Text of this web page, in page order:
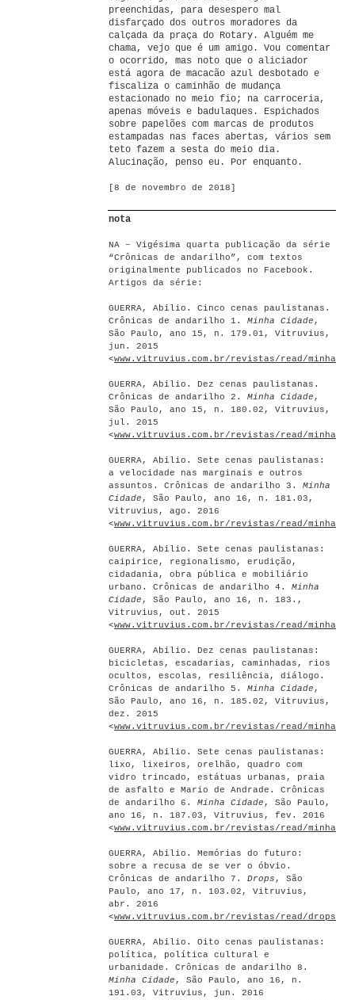
preenchidas, para desespero mal
disfarçado dos outros moradores da
calçada da praça do Rotary. Alguém me
chama, vejo que é um amigo. Vou comentar
o ocorrido, mas noto que o aliciador
está agora de macacão azul desbotado e
fiscaliza o caminhão de mudança
estacionado no meio fio; na carroceria,
apenas móveis e badulaques. Espichados
sobre papelões com marcas de produtos
estampadas nas faces abertas, vários sem
teto fazem a sesta do meio dia.
Alucinação, penso eu. Por enquanto.
[8 de novembro de 2018]
nota
NA – Vigésima quarta publicação da série
“Crônicas de andarilho”, com textos
originalmente publicados no Facebook.
Artigos da série:
GUERRA, Abilio. Cinco cenas paulistanas.
Crônicas de andarilho 1. Minha Cidade ,
São Paulo, ano 15, n. 179.01, Vitruvius,
jun. 2015
<www.vitruvius.com.br/revistas/read/
GUERRA, Abilio. Dez cenas paulistanas.
Crônicas de andarilho 2. Minha Cidade ,
São Paulo, ano 15, n. 180.02, Vitruvius,
jul. 2015
<www.vitruvius.com.br/revistas/read/
GUERRA, Abilio. Sete cenas paulistanas:
a velocidade nas marginais e outros
assuntos. Crônicas de andarilho 3. Minha
Cidade , São Paulo, ano 16, n. 181.03,
Vitruvius, ago. 2016
<www.vitruvius.com.br/revistas/read/
GUERRA, Abilio. Sete cenas paulistanas:
caipirice, regionalismo, erudição,
cidadania, obra pública e mobiliário
urbano. Crônicas de andarilho 4. Minha
Cidade , São Paulo, ano 16, n. 183.,
Vitruvius, out. 2015
<www.vitruvius.com.br/revistas/read/
GUERRA, Abilio. Dez cenas paulistanas:
bicicletas, escadarias, caminhadas, rios
ocultos, escolas, resiliência, diálogo.
Crônicas de andarilho 5. Minha Cidade ,
São Paulo, ano 16, n. 185.02, Vitruvius,
dez. 2015
<www.vitruvius.com.br/revistas/read/
GUERRA, Abilio. Sete cenas paulistanas:
lixo, lixeiros, orelhão, quadro com
vidro trincado, estátuas urbanas, praia
de asfalto e Mario de Andrade. Crônicas
de andarilho 6. Minha Cidade , São Paulo,
ano 16, n. 187.03, Vitruvius, fev. 2016
<www.vitruvius.com.br/revistas/read/
GUERRA, Abilio. Memórias do futuro:
sobre a recusa de se ver o óbvio.
Crônicas de andarilho 7. Drops , São
Paulo, ano 17, n. 103.02, Vitruvius,
abr. 2016
<www.vitruvius.com.br/revistas/read/drops/
GUERRA, Abilio. Oito cenas paulistanas:
política, política cultural e
urbanidade. Crônicas de andarilho 8.
Minha Cidade , São Paulo, ano 16, n.
191.03, Vitruvius, jun. 2016